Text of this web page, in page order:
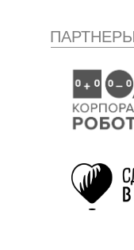
ПАРТНЕРЫ